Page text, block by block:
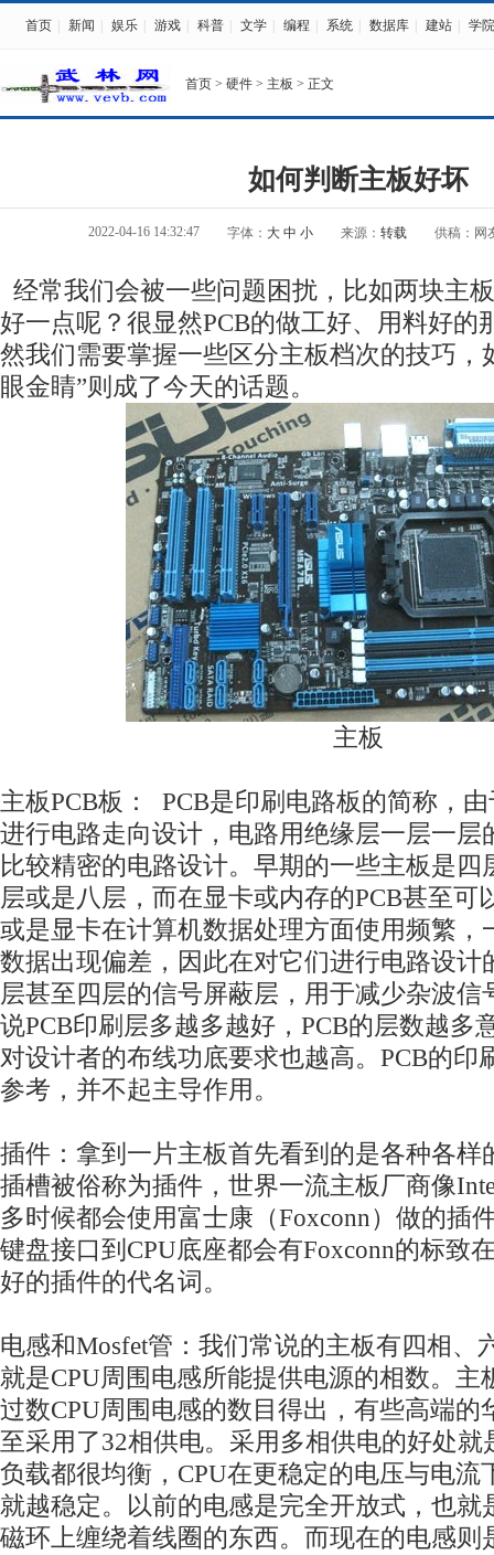
首页 新闻 娱乐 游戏 科普 文学 编程 系统 数据库 建站 学院
首页 > 硬件 > 主板 > 正文
如何判断主板好坏
2022-04-16 14:32:47 字体： 大 中 小 来源： 转载 供稿：网
经常我们会被一些问题困扰，比如两块主
好一点呢？很显然PCB的做工好、用料好的
然我们需要掌握一些区分主板档次的技巧，
眼金睛”则成了今天的话题。
主板
主板PCB板： PCB是印刷电路板的简称，
进行电路走向设计，电路用绝缘层一层一层
比较精密的电路设计。早期的一些主板是四
层或是八层，而在显卡或内存的PCB甚至可
或是显卡在计算机数据处理方面使用频繁，
数据出现偏差，因此在对它们进行电路设计
层甚至四层的信号屏蔽层，用于减少杂波信
说PCB印刷层多越多越好，PCB的层数越多
对设计者的布线功底要求也越高。PCB的印
参考，并不起主导作用。
插件：拿到一片主板首先看到的是各种各样
插槽被俗称为插件，世界一流主板厂商像
多时候都会使用富士康（Foxconn）做的插
键盘接口到CPU底座都会有Foxconn的标致
好的插件的代名词。
电感和Mosfet管：我们常说的主板有四相、
就是CPU周围电感所能提供电源的相数。主
过数CPU周围电感的数目得出，有些高端的
至采用了32相供电。采用多相供电的好处就
负载都很均衡，CPU在更稳定的电压与电流
就越稳定。以前的电感是完全开放式，也就
磁环上缠绕着线圈的东西。而现在的电感则